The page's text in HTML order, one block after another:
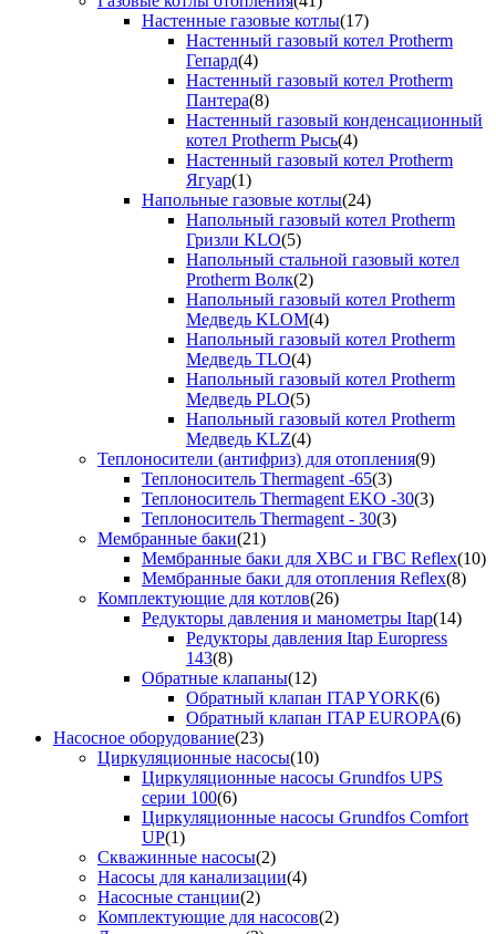
Настенные газовые котлы(17)
Настенный газовый котел Protherm
Гепард(4)
Настенный газовый котел Protherm
Пантера(8)
Настенный газовый конденсационный
котел Protherm Рысь(4)
Настенный газовый котел Protherm
Ягуар(1)
Напольные газовые котлы(24)
Напольный газовый котел Protherm
Гризли KLO(5)
Напольный стальной газовый котел
Protherm Волк(2)
Напольный газовый котел Protherm
Медведь KLOM(4)
Напольный газовый котел Protherm
Медведь TLO(4)
Напольный газовый котел Protherm
Медведь PLO(5)
Напольный газовый котел Protherm
Медведь KLZ(4)
Теплоносители (антифриз) для отопления(9)
Теплоноситель Thermagent -65(3)
Теплоноситель Thermagent EKO -30(3)
Теплоноситель Thermagent - 30(3)
Мембранные баки(21)
Мембранные баки для ХВС и ГВС Reflex(10)
Мембранные баки для отопления Reflex(8)
Комплектующие для котлов(26)
Редукторы давления и манометры Itap(14)
Редукторы давления Itap Europress
143(8)
Обратные клапаны(12)
Обратный клапан ITAP YORK(6)
Обратный клапан ITAP EUROPA(6)
Насосное оборудование(23)
Циркуляционные насосы(10)
Циркуляционные насосы Grundfos UPS
серии 100(6)
Циркуляционные насосы Grundfos Comfort
UP(1)
Скважинные насосы(2)
Насосы для канализации(4)
Насосные станции(2)
Комплектующие для насосов(2)